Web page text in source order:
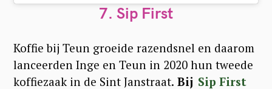
7. Sip First
Koffie bij Teun groeide razendsnel en daarom
lanceerden Inge en Teun in 2020 hun tweede
koffiezaak in de Sint Janstraat. Bij Sip First